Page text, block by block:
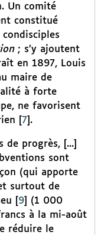
Un comité
constitué
; s’y ajoutent
en 1897, Louis
maire de
à forte
ne favorisent
7 .
de progrès, [...]
sont
(qui apporte
surtout de
9]
(1 000
à la mi-août
réduire le